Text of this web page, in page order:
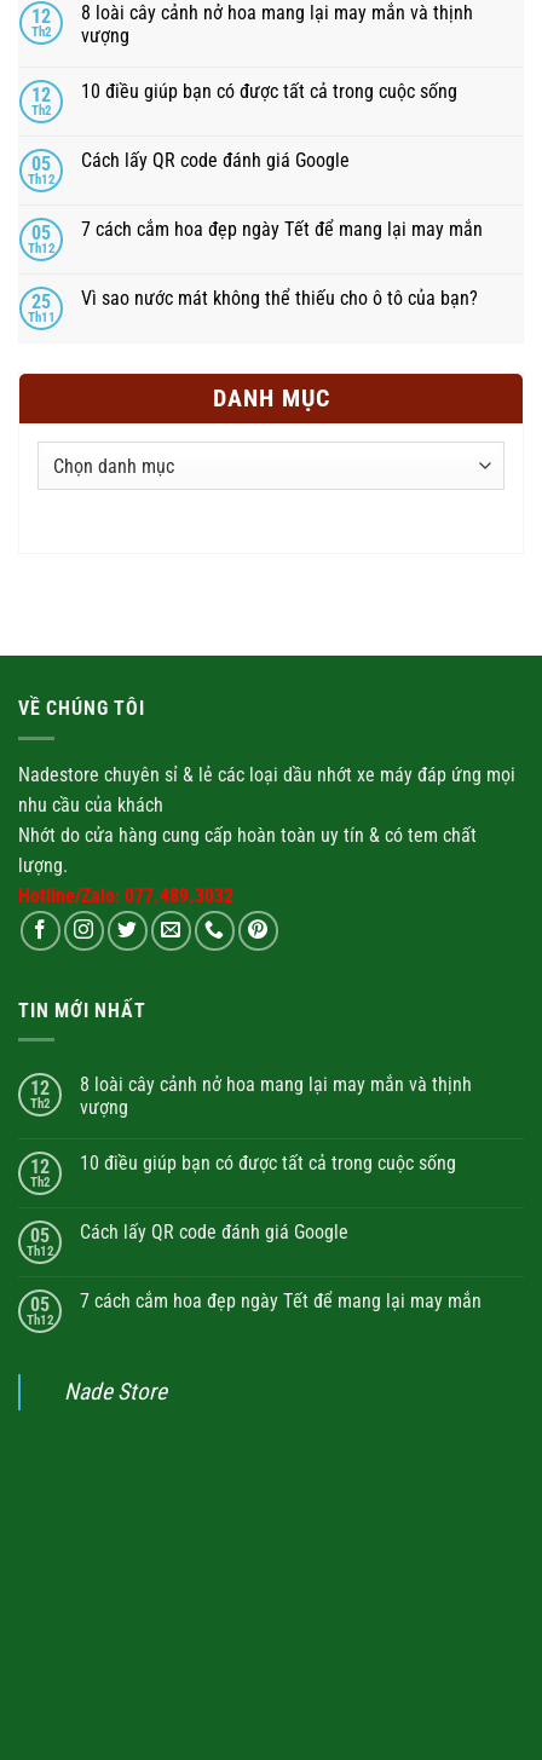
12
Th2
8 loài cây cảnh nở hoa mang lại may mắn và thịnh
vượng
12
Th2
10 điều giúp bạn có được tất cả trong cuộc sống
05
Th12
Cách lấy QR code đánh giá Google
05
Th12
7 cách cắm hoa đẹp ngày Tết để mang lại may mắn
25
Th11
Vì sao nước mát không thể thiếu cho ô tô của bạn?
DANH MỤC
Danh
VỀ CHÚNG TÔI
Nadestore chuyên sỉ & lẻ các loại dầu nhớt xe máy đáp ứng mọi
nhu cầu của khách
Nhớt do cửa hàng cung cấp hoàn toàn uy tín & có tem chất
lượng.
Hotline/Zalo: 077.489.3032
TIN MỚI NHẤT
12
Th2
8 loài cây cảnh nở hoa mang lại may mắn và thịnh
vượng
12
Th2
10 điều giúp bạn có được tất cả trong cuộc sống
05
Th12
Cách lấy QR code đánh giá Google
05
Th12
7 cách cắm hoa đẹp ngày Tết để mang lại may mắn
Nade Store